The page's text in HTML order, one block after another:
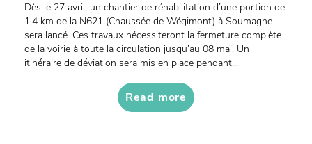
Dès le 27 avril, un chantier de réhabilitation d’une portion de
1,4 km de la N621 (Chaussée de Wégimont) à Soumagne
sera lancé. Ces travaux nécessiteront la fermeture complète
de la voirie à toute la circulation jusqu’au 08 mai. Un
itinéraire de déviation sera mis en place pendant...
Read more